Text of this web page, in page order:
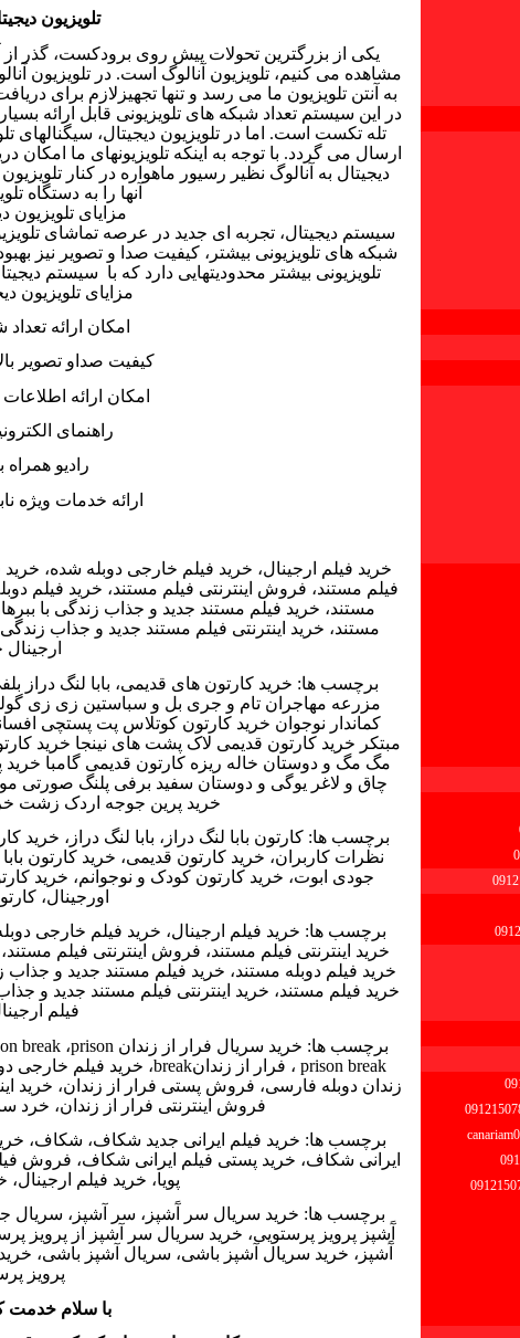
تلویزیون
یکی از بزرگترین تحولات پیش روی برودکست، گذر از
مشاهده می کنیم، تلویزیون آنالوگ است.در تلویزیون
به آنتن تلویزیون ما می رسد و تنها تجهیزلازم برای
در این سیستم تعداد شبکه های تلویزیونی قابل ارائه
تله تکست است. اما در تلویزیون دیجیتال، سیگنالهای
ارسال می گردد. با توجه به اینکه تلویزیونهای ما
دیجیتال به آنالوگ نظیر رسیور ماهواره در کنار
آنها را به دستگاه
مزایای
سیستم دیجیتال، تجربه ای جدید در عرصه تماشای
شبکه های تلویزیونی بیشتر، کیفیت صدا و تصویر نیز
تلویزیونی بیشتر محدودیتهایی دارد که با سیستم
مزایای تلویزیون
امکان ارائه
کیفیت صداو تصویر
امکان ارائه
راهنمای
رادیو همراه
ارائه خدمات ویژه
خرید فیلم ارجینال، خرید فیلم خارجی دوبله شده، خرید
فیلم مستند، فروش اینترنتی فیلم مستند، خرید فیلم
مستند، خرید فیلم مستند جدید و جذاب زندگی با
مستند، خرید اینترنتی فیلم مستند جدید و جذاب زندگی
ارجینال
برچسب ها: خرید کارتون های قدیمی، بابا لنگ
مزرعه مهاجران تام و جری بل و سباستین زی زی
کماندار نوجوان خرید کارتون کوتلاس پت پستچی
مبتکر خرید کارتون قدیمی لاک پشت های نینجا خرید
مگ مگ و دوستان خاله ریزه کارتون قدیمی گامبا خرید پستی گلچین 28
چاق و لاغر یوگی و دوستان سفید برفی پلنگ صورتی
خرید پرین جوجه اردک زشت
برچسب ها:کارتون بابا لنگ دراز، بابا لنگ دراز، خرید
نظرات کاربران، خرید کارتون قدیمی، خرید کارتون
جودی ابوت، خرید کارتون کودک و نوجوانم، خرید
اورجینال،
برچسب ها: خرید فیلم ارجینال، خرید فیلم خارجی
خرید اینترنتی فیلم مستند، فروش اینترنتی فیلم
خرید فیلم دوبله مستند، خرید فیلم مستند جدید و جذاب
خرید فیلم مستند، خرید اینترنتی فیلم مستند جدید و
فیلم
برچسب ها: خرید سریال فرار از زندان break ،prison
break، فرار از زندان prison break
، خرید فیلم خارجی
زندان دوبله فارسی، فروش پستی فرار از زندان، خرید
فروش اینترنتی فرار از زندان، خرد
برچسب ها: خرید فیلم ایرانی جدید شکاف، شکاف،
ایرانی شکاف، خرید پستی فیلم ایرانی شکاف، فروش
پویا، خرید فیلم
برچسب ها: خرید سریال سر آَشپز، سر آشپز، سریال
آَشپز پرویز پرستویی، خرید سریال سر آشپز از پرویز
آَشپز، خرید سریال آشپز باشی، سریال آشپز باشی،
پرویز
با سلام خدمت